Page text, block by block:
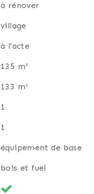
à rénover
village
à l'acte
135 m²
133 m²
1
1
équipement de base
bois et fuel